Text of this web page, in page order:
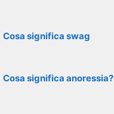
Cosa significa swag
Cosa significa anoressia?